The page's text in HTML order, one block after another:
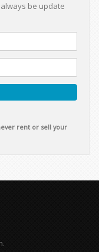
be update
rent or sell your